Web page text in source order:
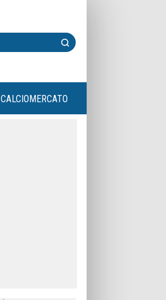
CALCIOMERCATO